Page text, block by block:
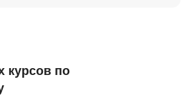
курсов по